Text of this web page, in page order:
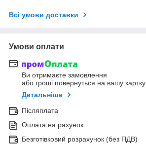
Всі умови доставки
Умови оплати
Ви отримаєте замовлення
або гроші повернуться на вашу картку
Детальніше
Післяплата
Оплата на рахунок
Безготівковий розрахунок (без ПДВ)